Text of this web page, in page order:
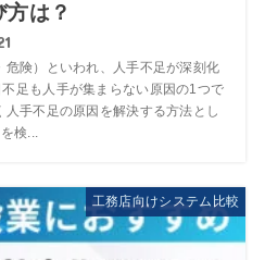
は？
険）といわれ、人手不足が深刻化
足も人手が集まらない原因の1つで
手不足の原因を解決する方法とし
検...
工務店向けシステム比較